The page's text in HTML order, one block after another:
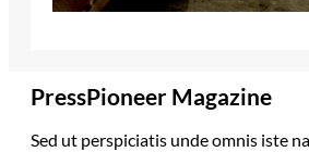
PressPioneer Magazine
Sed ut perspiciatis unde omnis iste